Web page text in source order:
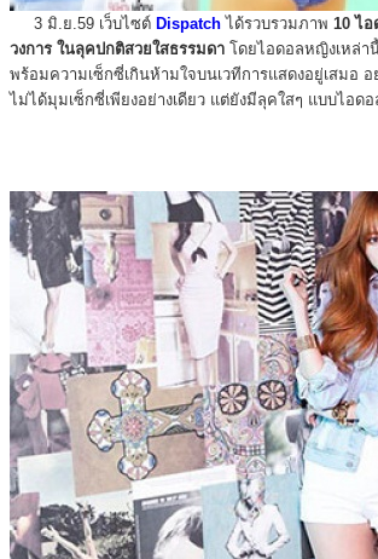
3 มิ.ย.59 เว็บไซต์ Dispatch ได้รวบรวมภาพ 10 ไ
วงการ ในลุคปกติสวยใสธรรมดา โดยไอดอลหญิงเหล่า
พร้อมความเซ็กซี่เกินห้ามใจบนเวทีการแสดงอยู่เสมอ อ
ไม่ได้มุมเซ็กซี่เพียงอย่างเดียว แต่ยังมีลุคใสๆ แบบไอด